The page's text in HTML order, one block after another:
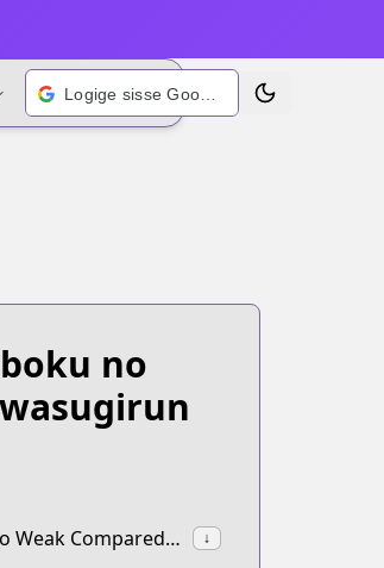
Vaheta teema
no
synonyms:The Reincarnation of the Strongest Onmyouji: These Monsters Are Too Weak Compared to My Youkai ↓